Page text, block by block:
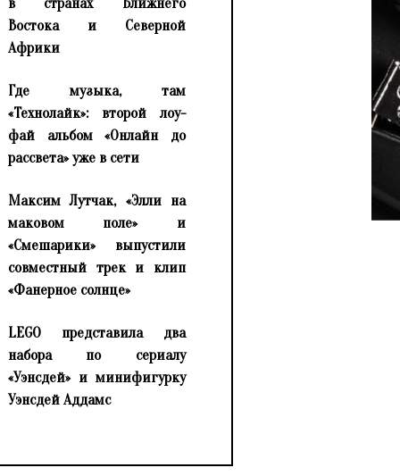
Востока и Северной
Африки
Где музыка, там
«Технолайк»: второй лоу-
фай альбом «Онлайн до
рассвета» уже в сети
Максим Лутчак, «Элли на
маковом поле» и
«Смешарики» выпустили
совместный трек и клип
«Фанерное солнце»
LEGO представила два
набора по сериалу
«Уэнсдей» и минифигурку
Уэнсдей Аддамс